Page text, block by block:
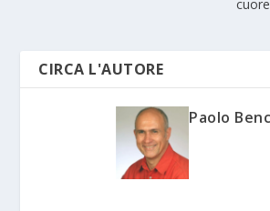
CIRCA L'AUTORE
Paolo